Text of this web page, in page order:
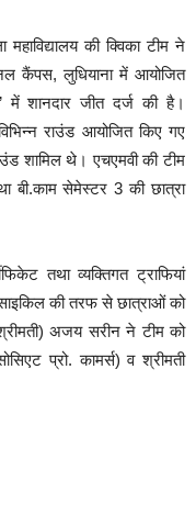
महाविद्यालय की क्विका टीम ने
कैंपस, लुधियाना में आयोजित
में शानदार जीत दर्ज की है।
राउंड आयोजित किए गए
शामिल थे। एचएमवी की टीम
बी.काम सेमेस्टर 3 की छात्रा
तथा व्यक्तिगत ट्राफियां
की तरफ से छात्राओं को
अजय सरीन ने टीम को
प्रो. कामर्स) व श्रीमती